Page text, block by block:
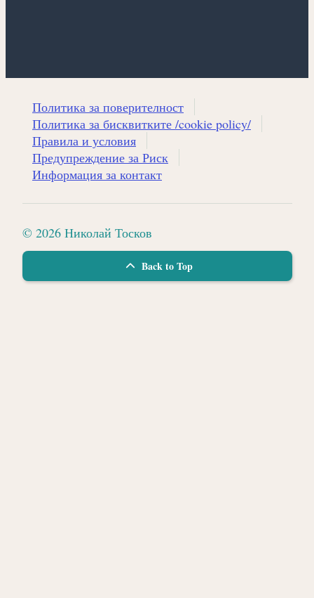
Политика за поверителност
Политика за бисквитките /cookie policy/
Правила и условия
Предупреждение за Риск
Информация за контакт
© 2026 Николай Тосков
Back to Top